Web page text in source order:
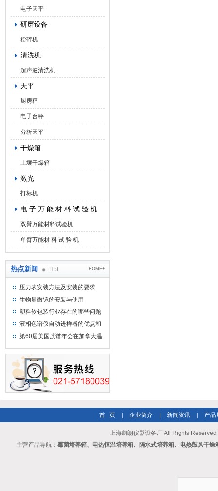
电子天平
研磨设备
粉碎机
清洗机
超声波清洗机
天平
厨房秤
电子台秤
分析天平
干燥箱
土壤干燥箱
激光
打标机
电 子 万 能 材 料 试 验 机
双臂万能材料试验机
单臂万能材 料 试 验 机
热点新闻 Hot ROME+
压力表安装方法及安装的要求
生物显微镜的安装与使用
塑料软包装行业存在的哪些问题
液相色谱仪自动进样器的优点和
维护
第60届美国质谱年会在加拿大温
首 页 企业简介 新闻资讯 产品
上海凯朗仪器设备厂 All Rights Reserved
主营产品导航： 霉菌培养箱、电热恒温培养箱、隔水式培养箱、电热鼓风干